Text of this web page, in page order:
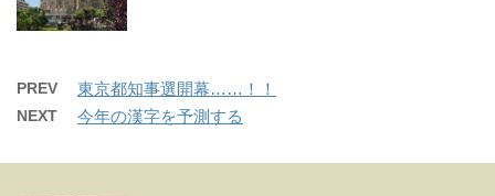
PREV 東京都知事選開幕……！！
NEXT 今年の漢字を予測する